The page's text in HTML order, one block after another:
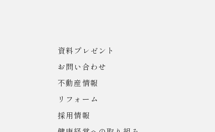
資料プレゼント
お問い合わせ
不動産情報
リフォーム
採用情報